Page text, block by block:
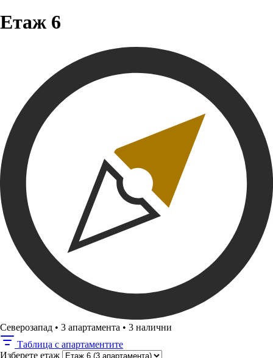
Етаж 6
Северозапад • 3 апартамента • 3 налични
Таблица с апартаментите
Изберете етаж